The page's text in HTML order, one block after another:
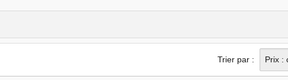
Trier par :